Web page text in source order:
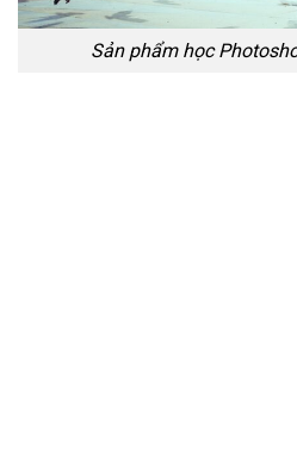
Sản phẩm học